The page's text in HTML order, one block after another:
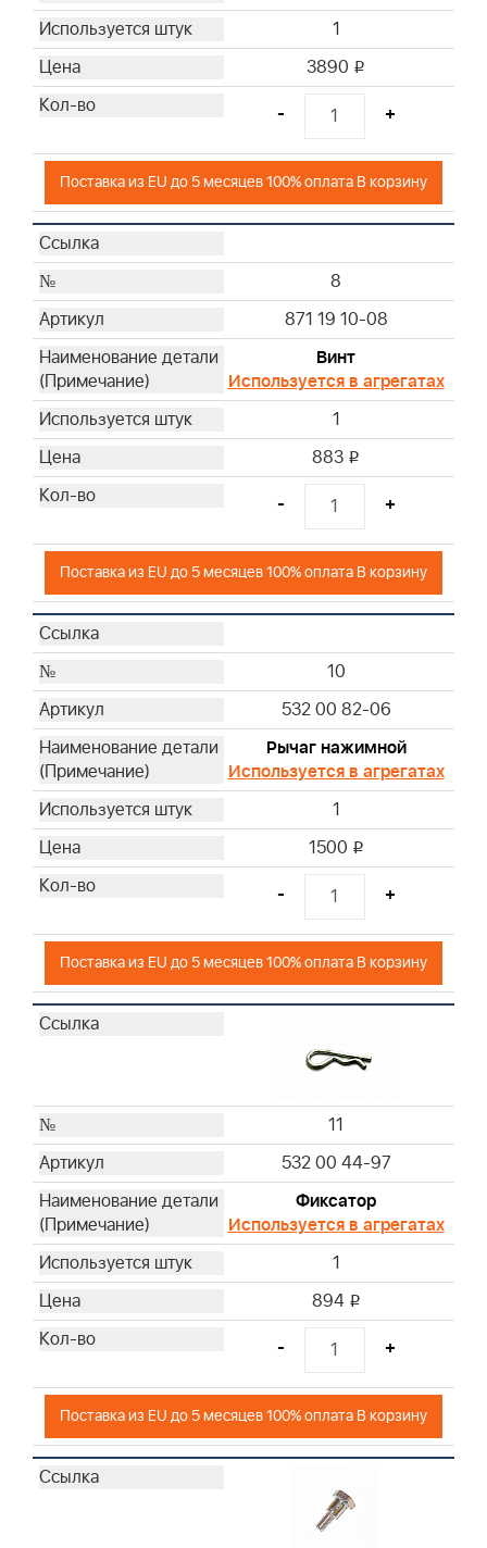
1
3890 i
- +
Поставка из EU до 5 месяцев 100% оплата В корзину
8
871 19 10-08
Винт
Используется в агрегатах
1
883 i
- +
Поставка из EU до 5 месяцев 100% оплата В корзину
10
532 00 82-06
Рычаг нажимной
Используется в агрегатах
1
1500 i
- +
Поставка из EU до 5 месяцев 100% оплата В корзину
11
532 00 44-97
Фиксатор
Используется в агрегатах
1
894 i
- +
Поставка из EU до 5 месяцев 100% оплата В корзину